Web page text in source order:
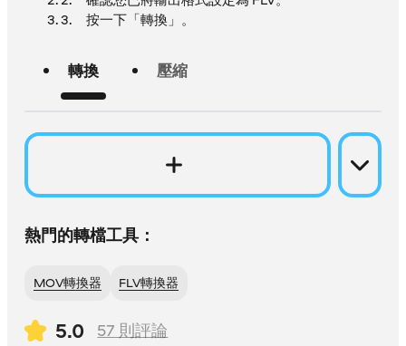
按一下「轉換」。
轉換 壓縮
熱門的轉檔工具：
MOV轉換器 FLV轉換器
5.0 57 則評論